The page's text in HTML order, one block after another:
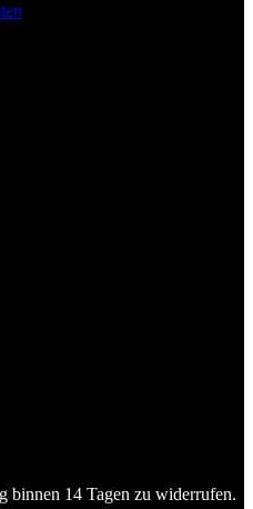
binnen 14 Tagen zu widerrufen.